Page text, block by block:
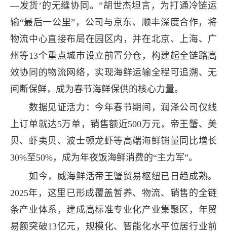
—发货’的无缝协同。”胡世杰坦言，为打通冷链运
输“最后一公里”，公司与京东、顺丰深度合作，将
物流中心直接布局在园区内，并在北京、上海、广
州等13个重点城市设立前置分仓，构建起全链路高
效协同的物流网络，实现海鲜运输全程可追溯、无
间断保鲜，成为春节海鲜保供的核心力量。
数据见证活力：今年春节期间，润泽公司仅线
上订单就达5万单，销售额近500万元，帝王蟹、美
贝、虾夷贝、波士顿龙虾等高端海鲜销量同比增长
30%至50%，成为年夜饭海鲜消费的“主力军”。
如今，威海鲜活帝王蟹贸易枢纽已日趋成熟。
2025年，这里已形成覆盖暂养、物流、销售的全链
条产业体系，建成高标准专业化产业集聚区，年贸
易额突破13亿元，规模化、智能化水平位居行业前